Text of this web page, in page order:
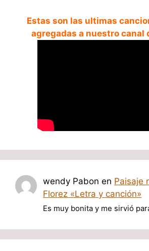
Estas son las ultimas
agregadas a nuestro canal
wendy Pabon en Paisaje
Florez «Letra y canción»
Es muy bonita y me sirvió